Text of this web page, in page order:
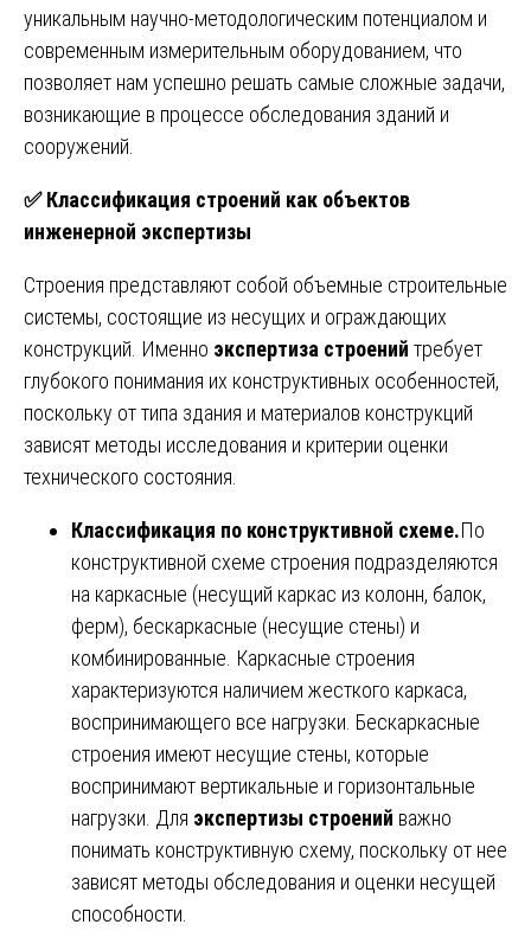
уникальным научно-методологическим потенциалом и
современным измерительным оборудованием, что
позволяет нам успешно решать самые сложные задачи,
возникающие в процессе обследования зданий и
сооружений.
✅Классификация строений как объектов
инженерной экспертизы
Строения представляют собой объемные строительные
системы, состоящие из несущих и ограждающих
конструкций. Именно экспертиза строений требует
глубокого понимания их конструктивных особенностей,
поскольку от типа здания и материалов конструкций
зависят методы исследования и критерии оценки
технического состояния.
Классификация по конструктивной схеме.По
конструктивной схеме строения подразделяются
на каркасные (несущий каркас из колонн, балок,
ферм), бескаркасные (несущие стены) и
комбинированные. Каркасные строения
характеризуются наличием жесткого каркаса,
воспринимающего все нагрузки. Бескаркасные
строения имеют несущие стены, которые
воспринимают вертикальные и горизонтальные
нагрузки. Для экспертизы строений важно
понимать конструктивную схему, поскольку от нее
зависят методы обследования и оценки несущей
способности.